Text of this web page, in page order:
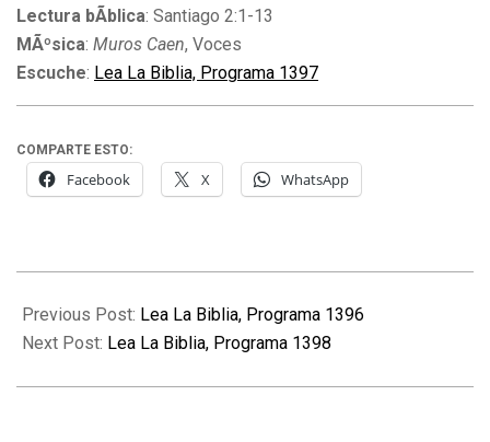
Lectura bÃ­blica: Santiago 2:1-13
MÃºsica: Muros Caen, Voces
Escuche: Lea La Biblia, Programa 1397
COMPARTE ESTO:
Facebook X WhatsApp
07-
09
Previous Post: Lea La Biblia, Programa 1396
Next Post: Lea La Biblia, Programa 1398